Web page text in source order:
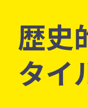
歴史
タイ